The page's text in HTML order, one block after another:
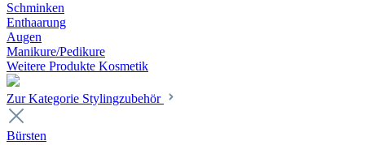
Schminken
Enthaarung
Augen
Manikure/Pedikure
Weitere Produkte Kosmetik
Zur Kategorie Stylingzubehör
Bürsten